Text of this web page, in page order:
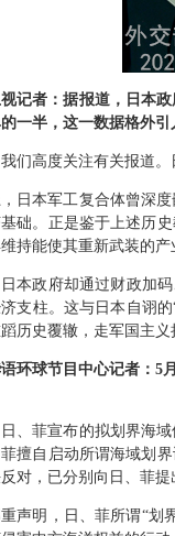
记者：据报道，日本
一半，这一数据格外
们高度关注有关报道
日本军工复合体曾深
础。正是鉴于上述历
持能使其重新武装的产
本政府却通过财政加
支柱。这与日本自诩
历史覆辙，走军国主
环球节目中心记者：5
、菲宣布的拟划界海
擅自启动所谓海域划
对，已分别向日、菲提
声明，日、菲所谓“划